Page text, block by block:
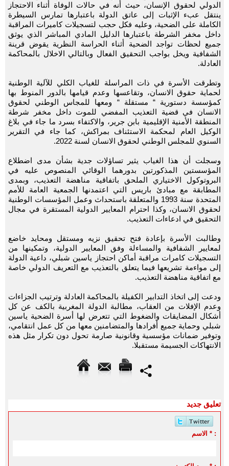
الدولي لحقوق الإنسان، حيث أنه في حالات الوفاة أثناء الاحتجاز
ينتقل عبء الإثبات إلى عاتق الدولة باعتبارها تمارس السيطرة
الكاملة على الضحية، وعليه فكل حجب لتسجيلات كاميرات المراقبة
داخل مخفر الشرطة باعتبارها الدليل المادي المباشر الذي يوثق
جميع لحظات تواجد الضحية أثناء الحراسة النظرية يقوض قرينة
الشفافية ويخل بواجب التحقيق الفعال وبالتالي الاخلال بالمحاكمة
العادلة.
وتطرقت الأسرة في ذات المراسلة للغياب الكلي للآلية الوطنية
لحماية حقوق الانسان، وتقاعسها وعدم قيامها بالدور المنوط بها
كمؤسسة دستورية “ مستقلة “ ومعها للمجاس الوطني لحقوق
الانسان في قضية التعذيب المفضي للموت داخل مخفر شرطة
المنطقة الأمنية الإقليمية بابن جرير، والاكتفاء بسرد ما جاء في بلاغ
الوكيل العام لمحكمة الاستئناف بمراكش، كما جاء في التقرير
السنوي للمجلس الوطني لحقوق الانسان لسنة 2022.
وسجلت أن هذا الغياب يثير تساؤلات جدية بشأن مدى اضطلاع
المؤسستين المذكورتين بدورهما الوقائي المنصوص عليه في
البروتوكول الاختياري الملحق باتفاقية مناهضة التعذيب، وبمدى
المطابقة مع مبادئ باريس التي اعتمدنها الجمعية العامة للأمم
المتحدة سنة 1993 والمتعلقة باستحداث وعمل المؤسسات الوطنية
لحقوق الانسان، وكذا احترام المعايير الدولية المستقرة في مجال
التحقيق في ادعاءات التعذيب.
وطالبت الأسرة بإعادة فتح تحقيق نزيه ومستقل ومحايد خاضع
لمعايير الشفافية والمساءلة وفق المعايير الدولية، وتمكينها من
التسجيلات كامرات مراقبة أماكن احتجاز ياسين شبلي، داعية الدولة
إلى مواءمة تشريعها فيما يتعلق بالتعذيب مع التعريف الدولي خاصة
مع اتفاقية مناهضة التعذيب.
ودعت إلى اتخاذ التدابير الكفيلة بالمحاكمة العادلة وترتيب الجزاءات
وعدم الإفلات من العقاب، مطالبة الدولة المغربية بالكف عن كل
أشكال المضايقات والضغوط التي تتعرض لها أسرة الضحية ياسين
شبلي وحماية جميع أفرادها والمتضامنين معها من كل عمل انتقامي،
وتوفير ضمانات مؤسسية وقانونية صارمة تحول دون تكرار مثل هذه
الانتهاكات الجسيمة مستقبلا.
تعليق جديد
الاسم * :